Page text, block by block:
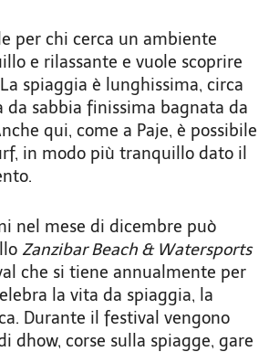
per chi cerca un ambiente
e rilassante e vuole scoprire
spiaggia è lunghissima, circa
sabbia finissima bagnata da
qui, come a Paje, è possibile
in modo più tranquillo dato il
nel mese di dicembre può
Zanzibar Beach & Watersports
che si tiene annualmente per
la vita da spiaggia, la
Durante il festival vengono
dhow, corse sulla spiagge, gare